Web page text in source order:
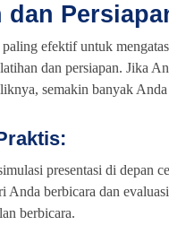
dan
paling efektif untuk
dan persiapan. Jika
semakin banyak
presentasi di depan
Anda berbicara dan
berbicara.